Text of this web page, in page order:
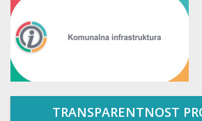
TRANSPARENTNOST